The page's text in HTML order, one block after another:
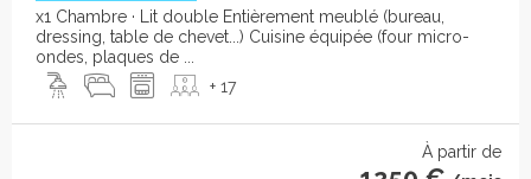
x1 Chambre · Lit double Entièrement meublé (bureau,
dressing, table de chevet...) Cuisine équipée (four micro-
ondes, plaques de ...
+ 17
À partir de